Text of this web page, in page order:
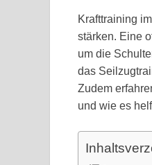
Krafttraining
stärken. Eine
um die
das
Zudem
und wie es